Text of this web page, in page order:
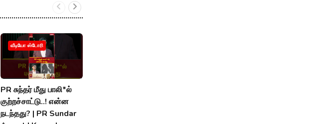
வீடியோ ஸ்டோரி
PR சுந்தர் மீது பாலி*ல்
குற்றச்சாட்டு..! என்ன
நடந்தது? | PR Sundar